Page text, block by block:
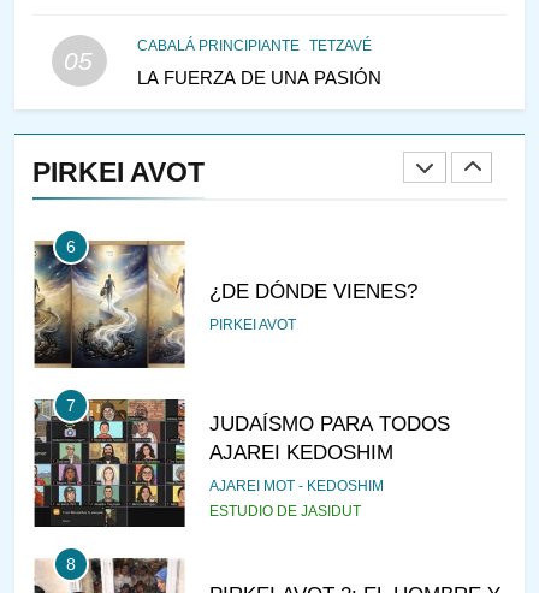
05
CABALÁ PRINCIPIANTE TETZAVÉ
LA FUERZA DE UNA PASIÓN
PIRKEI AVOT
5
6
¿DE DÓNDE VIENES?
PIRKEI AVOT
7
JUDAÍSMO PARA TODOS
AJAREI KEDOSHIM
AJAREI MOT - KEDOSHIM
ESTUDIO DE JASIDUT
8